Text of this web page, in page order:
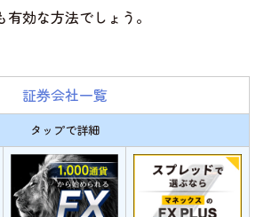
有効な方法でしょう。
証券会社一覧
タップで詳細